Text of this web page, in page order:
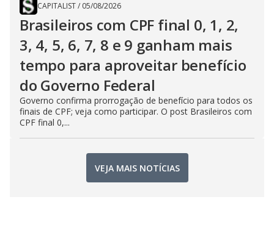
CAPITALIST/ 05/08/2026
Brasileiros com CPF final 0, 1, 2,
3, 4, 5, 6, 7, 8 e 9 ganham mais
tempo para aproveitar benefício
do Governo Federal
Governo confirma prorrogação de benefício para todos os
finais de CPF; veja como participar. O post Brasileiros com
CPF final 0,...
VEJA MAIS NOTÍCIAS